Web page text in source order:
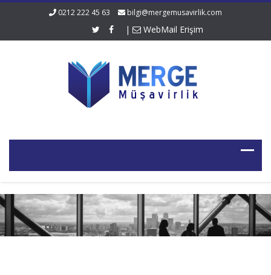
0212 222 45 63 bilgi@mergemusavirlik.com
| WebMail Erişim